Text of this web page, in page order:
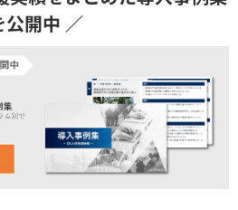
公開中 ／